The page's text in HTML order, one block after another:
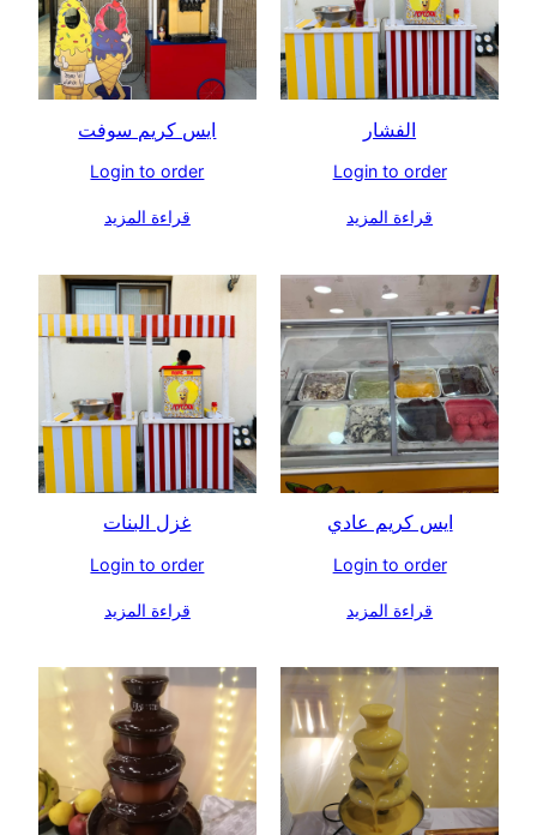
الفشار
Login to order
قراءة المزيد
ايس كريم سوفت
Login to order
قراءة المزيد
ايس كريم عادي
Login to order
قراءة المزيد
غزل البنات
Login to order
قراءة المزيد